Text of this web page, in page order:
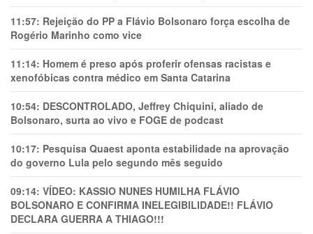
11:57: Rejeição do PP a Flávio Bolsonaro força escolha de
Rogério Marinho como vice
11:14: Homem é preso após proferir ofensas racistas e
xenofóbicas contra médico em Santa Catarina
10:54: DESCONTROLADO, Jeffrey Chiquini, aliado de
Bolsonaro, surta ao vivo e FOGE de podcast
10:17: Pesquisa Quaest aponta estabilidade na aprovação
do governo Lula pelo segundo mês seguido
09:14: VÍDEO: KASSIO NUNES HUMlLHA FLÁVIO
BOLSONARO E CONFIRMA INELEGIBILIDADE!! FLÁVIO
DECLARA GUERRA A THIAGO!!!